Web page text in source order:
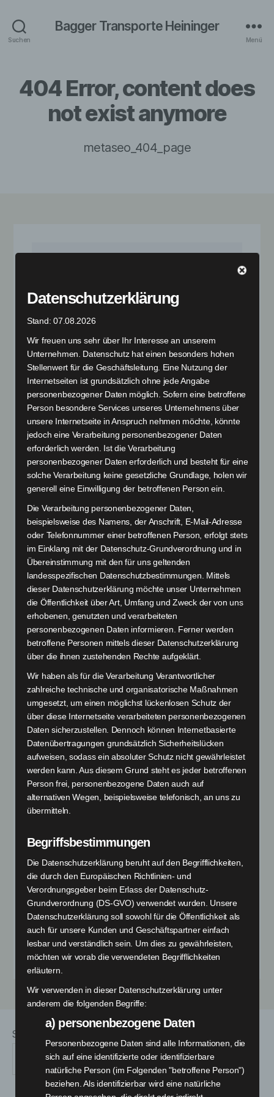
Suchen
Bagger Transporte Heininger
Menü
404 Error, content does
not exist anymore
metaseo_404_page
ERROR
404
–
NOT
FOUND
// You may have
mis-typed the
URL,
// Or the page
has been
removed,
// Actually, there
is nothing to see
here…
<< Go back to home page >>
Suchen
SUCHEN
Datenschutzerklärung
Stand: 07.08.2026
Wir freuen uns sehr über Ihr Interesse an unserem
Unternehmen. Datenschutz hat einen besonders hohen
Stellenwert für die Geschäftsleitung. Eine Nutzung der
Internetseiten ist grundsätzlich ohne jede Angabe
personenbezogener Daten möglich. Sofern eine betroffene
Person besondere Services unseres Unternehmens über
unsere Internetseite in Anspruch nehmen möchte, könnte
jedoch eine Verarbeitung personenbezogener Daten
erforderlich werden. Ist die Verarbeitung
personenbezogener Daten erforderlich und besteht für eine
solche Verarbeitung keine gesetzliche Grundlage, holen wir
generell eine Einwilligung der betroffenen Person ein.
Die Verarbeitung personenbezogener Daten,
beispielsweise des Namens, der Anschrift, E-Mail-Adresse
oder Telefonnummer einer betroffenen Person, erfolgt stets
im Einklang mit der Datenschutz-Grundverordnung und in
Übereinstimmung mit den für uns geltenden
landesspezifischen Datenschutzbestimmungen. Mittels
dieser Datenschutzerklärung möchte unser Unternehmen
die Öffentlichkeit über Art, Umfang und Zweck der von uns
erhobenen, genutzten und verarbeiteten
personenbezogenen Daten informieren. Ferner werden
betroffene Personen mittels dieser Datenschutzerklärung
über die ihnen zustehenden Rechte aufgeklärt.
Wir haben als für die Verarbeitung Verantwortlicher
zahlreiche technische und organisatorische Maßnahmen
umgesetzt, um einen möglichst lückenlosen Schutz der
über diese Internetseite verarbeiteten personenbezogenen
Daten sicherzustellen. Dennoch können Internetbasierte
Datenübertragungen grundsätzlich Sicherheitslücken
aufweisen, sodass ein absoluter Schutz nicht gewährleistet
werden kann. Aus diesem Grund steht es jeder betroffenen
Person frei, personenbezogene Daten auch auf
alternativen Wegen, beispielsweise telefonisch, an uns zu
übermitteln.
Begriffsbestimmungen
Die Datenschutzerklärung beruht auf den Begrifflichkeiten,
die durch den Europäischen Richtlinien- und
Verordnungsgeber beim Erlass der Datenschutz-
Grundverordnung (DS-GVO) verwendet wurden. Unsere
Datenschutzerklärung soll sowohl für die Öffentlichkeit als
auch für unsere Kunden und Geschäftspartner einfach
lesbar und verständlich sein. Um dies zu gewährleisten,
möchten wir vorab die verwendeten Begrifflichkeiten
erläutern.
Wir verwenden in dieser Datenschutzerklärung unter
anderem die folgenden Begriffe:
a) personenbezogene Daten
Personenbezogene Daten sind alle Informationen, die
sich auf eine identifizierte oder identifizierbare
natürliche Person (im Folgenden "betroffene Person")
beziehen. Als identifizierbar wird eine natürliche